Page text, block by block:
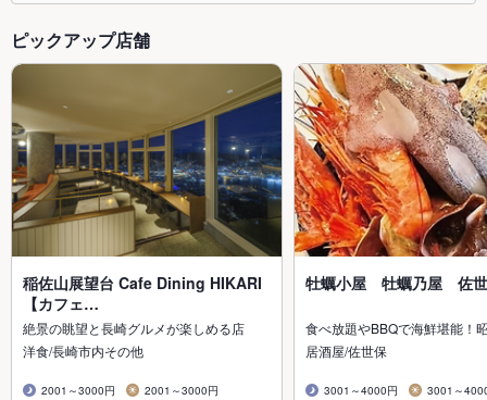
ピックアップ店舗
稲佐山展望台 Cafe Dining HIKARI
【カフェ…
絶景の眺望と長崎グルメが楽しめる店
洋食/長崎市内その他
2001～3000円 2001～3000円
牡蠣小屋 牡蠣乃屋 佐
食べ放題やBBQで海鮮堪能！
居酒屋/佐世保
3001～4000円 3001～